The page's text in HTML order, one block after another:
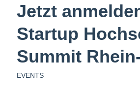
Jetzt
Startup
Summit
EVENTS